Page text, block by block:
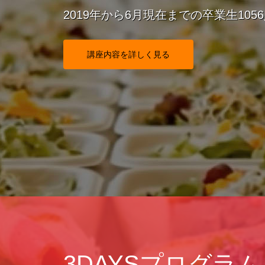
2019年から6月現在までの卒業生
講座内容を詳しく見る